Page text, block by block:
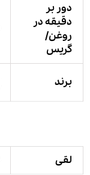
دور بر
دقیقه در
روغن/
گریس
برند
لقی